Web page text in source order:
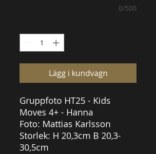
0/500
Lägg i kundvagn
Gruppfoto HT25 - Kids
Moves 4+ - Hanna
Foto: Mattias Karlsson
Storlek: H 20,3cm B 20,3-
30,5cm